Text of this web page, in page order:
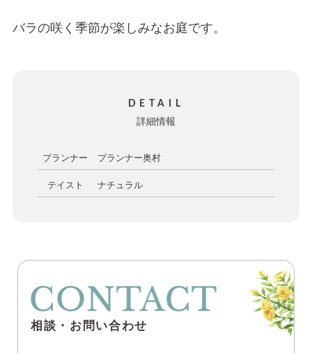
バラの咲く季節が楽しみなお庭です。
DETAIL
詳細情報
プランナー プランナー奥村
テイスト ナチュラル
相談・お問い合わせ